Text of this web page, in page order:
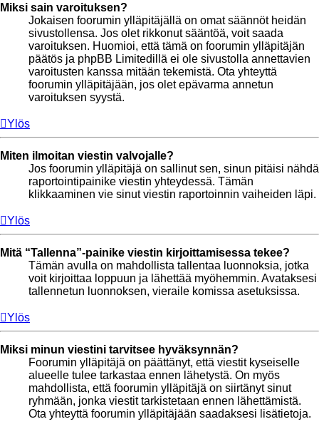
Miksi sain varoituksen?
Jokaisen foorumin ylläpitäjällä on omat säännöt heidän
sivustollensa. Jos olet rikkonut sääntöä, voit saada
varoituksen. Huomioi, että tämä on foorumin ylläpitäjän
päätös ja phpBB Limitedillä ei ole sivustolla annettavien
varoitusten kanssa mitään tekemistä. Ota yhteyttä
foorumin ylläpitäjään, jos olet epävarma annetun
varoituksen syystä.
Ylös
Miten ilmoitan viestin valvojalle?
Jos foorumin ylläpitäjä on sallinut sen, sinun pitäisi nähdä
raportointipainike viestin yhteydessä. Tämän
klikkaaminen vie sinut viestin raportoinnin vaiheiden läpi.
Ylös
Mitä “Tallenna”-painike viestin kirjoittamisessa tekee?
Tämän avulla on mahdollista tallentaa luonnoksia, jotka
voit kirjoittaa loppuun ja lähettää myöhemmin. Avataksesi
tallennetun luonnoksen, vieraile komissa asetuksissa.
Ylös
Miksi minun viestini tarvitsee hyväksynnän?
Foorumin ylläpitäjä on päättänyt, että viestit kyseiselle
alueelle tulee tarkastaa ennen lähetystä. On myös
mahdollista, että foorumin ylläpitäjä on siirtänyt sinut
ryhmään, jonka viestit tarkistetaan ennen lähettämistä.
Ota yhteyttä foorumin ylläpitäjään saadaksesi lisätietoja.